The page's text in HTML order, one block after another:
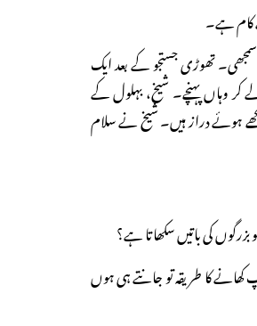
کام ہے۔
تھوڑی جستجو کے بعد ایک
کر وہاں پہنچے۔ شیخ، بہلول کے
ہوئے دراز ہیں۔ شیخ نے سلام
کی باتیں سکھاتا ہے؟
کا طریقہ تو جانتے ہی ہوں